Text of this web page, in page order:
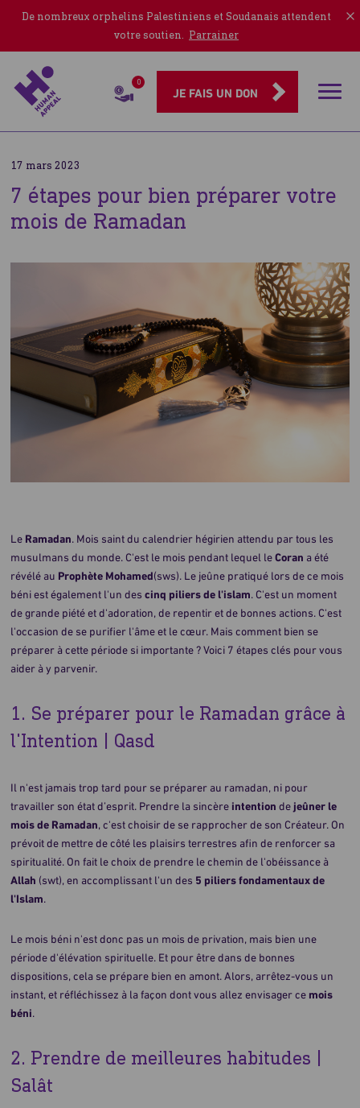
De nombreux orphelins Palestiniens et Soudanais attendent
votre soutien. Parrainer
0
JE FAIS UN DON
17 mars 2023
7 étapes pour bien préparer votre
mois de Ramadan
Le Ramadan. Mois saint du calendrier hégirien attendu par tous les
musulmans du monde. C'est le mois pendant lequel leCoran a été
révélé au Prophète Mohamed(sws). Le jeûne pratiqué lors de ce mois
béni est également l'un descinq piliers de l'islam. C'est un moment
de grande piété et d'adoration, de repentir et de bonnes actions. C'est
l'occasion de se purifier l'âme et le cœur. Mais comment bien se
préparer à cette période si importante ? Voici 7 étapes clés pour vous
aider à y parvenir.
1. Se préparer pour le Ramadan grâce à
l'Intention | Qasd
Il n'est jamais trop tard pour se préparer au ramadan, ni pour
travailler son état d’esprit. Prendre la sincère intention de jeûner le
mois de Ramadan, c'est choisir de se rapprocher de son Créateur. On
prévoit de mettre de côté les plaisirs terrestres afin de renforcer sa
spiritualité. On fait le choix de prendre le chemin de l'obéissance à
Allah (swt), en accomplissant l'un des 5 piliers fondamentaux de
l'Islam.
Le mois béni n'est donc pas un mois de privation, mais bien une
période d'élévation spirituelle. Et pour être dans de bonnes
dispositions, cela se prépare bien en amont. Alors, arrêtez-vous un
instant, et réfléchissez à la façon dont vous allez envisager ce mois
béni.
2. Prendre de meilleures habitudes |
Salât